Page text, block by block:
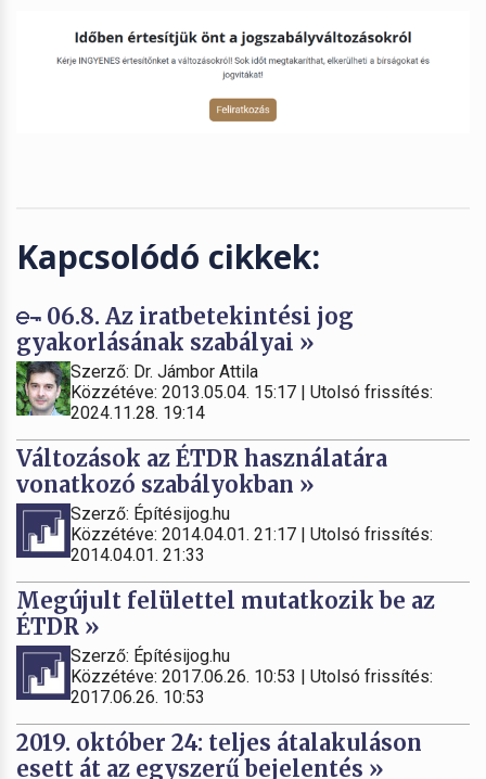
Kapcsolódó cikkek:
06.8. Az iratbetekintési jog
gyakorlásának szabályai »
Szerző: Dr. Jámbor Attila
Közzétéve: 2013.05.04. 15:17 | Utolsó frissítés:
2024.11.28. 19:14
Változások az ÉTDR használatára
vonatkozó szabályokban »
Szerző: Építésijog.hu
Közzétéve: 2014.04.01. 21:17 | Utolsó frissítés:
2014.04.01. 21:33
Megújult felülettel mutatkozik be az
ÉTDR »
Szerző: Építésijog.hu
Közzétéve: 2017.06.26. 10:53 | Utolsó frissítés:
2017.06.26. 10:53
2019. október 24: teljes átalakuláson
esett át az egyszerű bejelentés »